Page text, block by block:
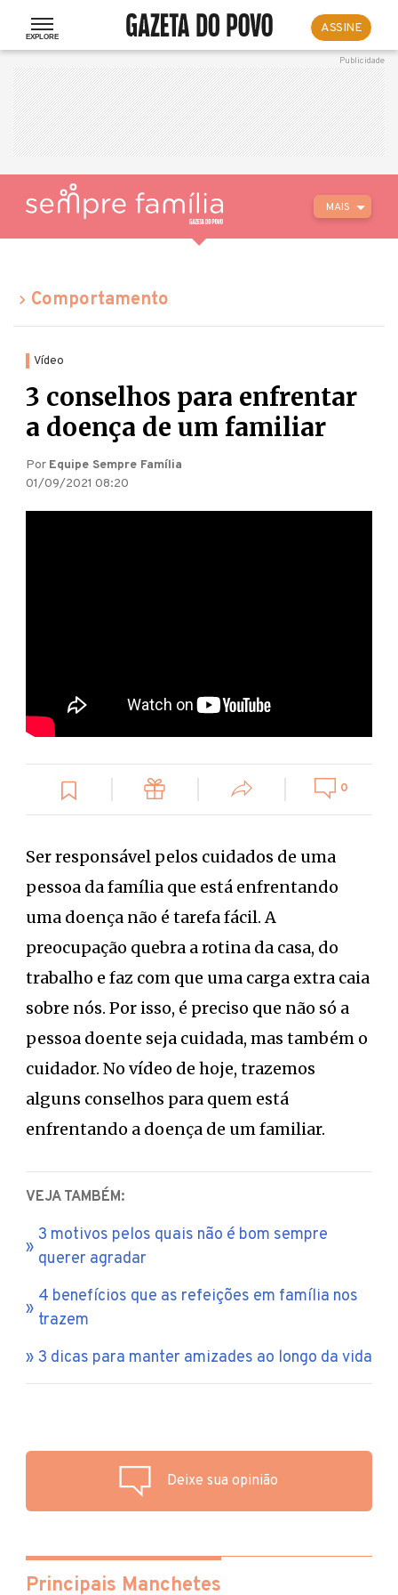
ASSINE
MAIS
Comportamento
Vídeo
3 conselhos para enfrentar
a doença de um familiar
Por Equipe Sempre Família
01/09/2021 08:20
0
Ser responsável pelos cuidados de uma
pessoa da família que está enfrentando
uma doença não é tarefa fácil. A
preocupação quebra a rotina da casa, do
trabalho e faz com que uma carga extra caia
sobre nós. Por isso, é preciso que não só a
pessoa doente seja cuidada, mas também o
cuidador. No vídeo de hoje, trazemos
alguns conselhos para quem está
enfrentando a doença de um familiar.
VEJA TAMBÉM:
3 motivos pelos quais não é bom sempre
querer agradar
4 benefícios que as refeições em família nos
trazem
3 dicas para manter amizades ao longo da vida
Deixe sua opinião
Principais Manchetes